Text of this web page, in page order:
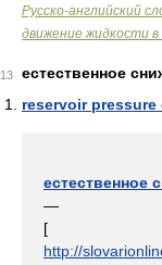
Русско-английский
движение жидкости
13
естественное
reservoir pressure
естественное
—
[
http://